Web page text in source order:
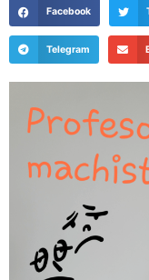
Facebook
Telegram